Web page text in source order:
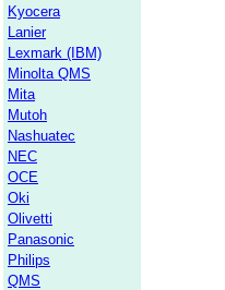
Kyocera
Lanier
Lexmark (IBM)
Minolta QMS
Mita
Mutoh
Nashuatec
NEC
OCE
Oki
Olivetti
Panasonic
Philips
QMS